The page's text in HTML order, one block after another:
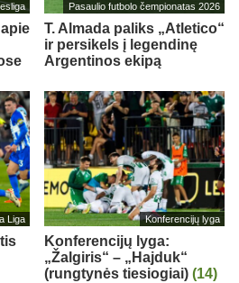
Pasaulio futbolo čempionatas 2026
T. Almada paliks „Atletico“
ir persikels į legendinę
Argentinos ekipą
Liga Konferencijų lyga
Konferencijų lyga:
„Žalgiris“ – „Hajduk“
(rungtynės tiesiogiai) (14)